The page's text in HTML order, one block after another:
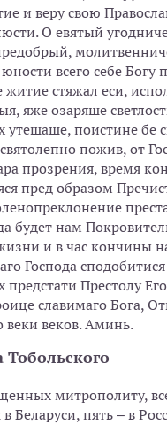
и веру свою
О евятый
всего себе Богу
житие стяжал еси,
яже озаряше
утешаше, поистине бе
пожив, от
прозрения, время
пред образом
будет нам
и в час кончины
Господа
предстати Престолу
славимаго Бога,
веки веков. Аминь.
митрополиту,
Беларуси, пять – в